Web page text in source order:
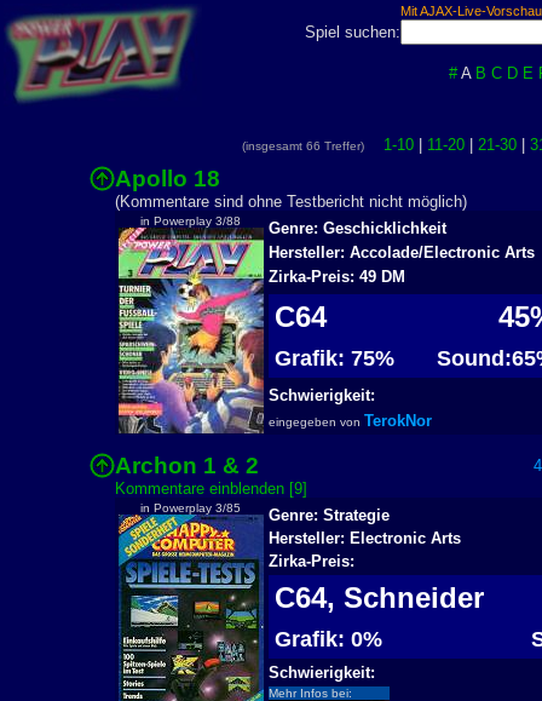
Mit AJAX-Live-
Spiel suchen:
# A B C D E
(insgesamt 66 Treffer) 1-10| 11-20| 21-30|
Apollo 18
(Kommentare sind ohne Testbericht nicht möglich)
in Powerplay 3/88
Genre: Geschicklichkeit
Hersteller: Accolade/Electronic Arts
Zirka-Preis: 49 DM
C64
Grafik: 75%
Schwierigkeit:
eingegeben von TerokNor
Archon 1 & 2
Kommentare einblenden [9]
in Powerplay 3/85
Genre: Strategie
Hersteller: Electronic Arts
Zirka-Preis:
C64, Schneider
Grafik: 0%
Schwierigkeit:
Mehr Infos bei: